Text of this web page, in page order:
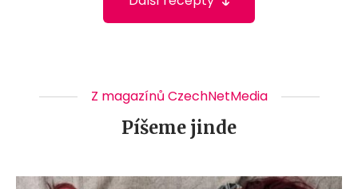
Z magazínů CzechNetMedia
Píšeme jinde